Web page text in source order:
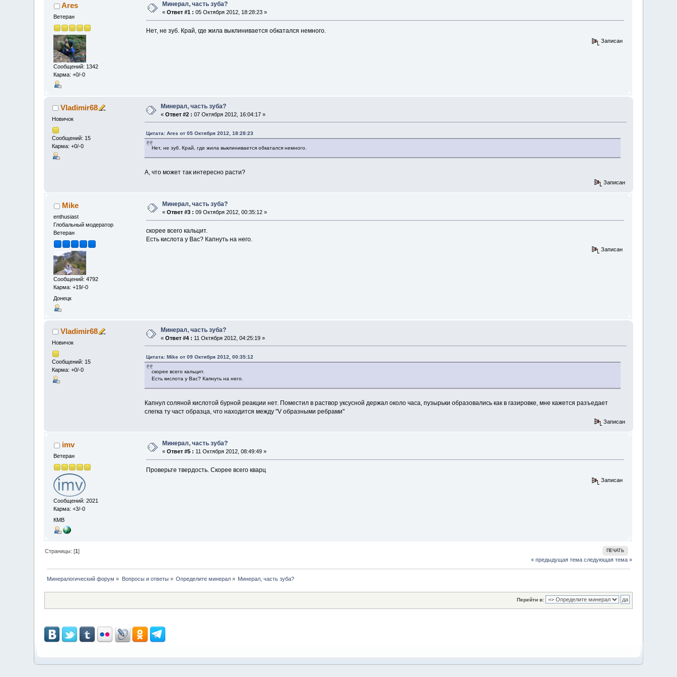
Ares
Ветеран
Сообщений: 1342
Карма: +0/-0
Минерал, часть зуба?
«Ответ #1 : 05 Октября 2012, 18:28:23 »
Нет, не зуб. Край, где жила выклинивается обкатался немного.
Записан
Vladimir68
Новичок
Сообщений: 15
Карма: +0/-0
Минерал, часть зуба?
«Ответ #2 : 07 Октября 2012, 16:04:17 »
Цитата: Ares от 05 Октября 2012, 18:28:23
Нет, не зуб. Край, где жила выклинивается обкатался немного.
А, что может так интересно расти?
Записан
Mike
enthusiast
Глобальный модератор
Ветеран
Сообщений: 4792
Карма: +19/-0
Донецк
Минерал, часть зуба?
«Ответ #3 : 09 Октября 2012, 00:35:12 »
скорее всего кальцит.
Есть кислота у Вас? Капнуть на него.
Записан
Vladimir68
Новичок
Сообщений: 15
Карма: +0/-0
Минерал, часть зуба?
«Ответ #4 : 11 Октября 2012, 04:25:19 »
Цитата: Mike от 09 Октября 2012, 00:35:12
скорее всего кальцит.
Есть кислота у Вас? Капнуть на него.
Капнул соляной кислотой бурной реакции нет. Поместил в раствор уксусной держал около часа, пузырьки образовались как в газировке, мне кажется разъедает
слегка ту част образца, что находится между "V образными ребрами"
Записан
imv
Ветеран
Сообщений: 2021
Карма: +3/-0
КМВ
Минерал, часть зуба?
«Ответ #5 : 11 Октября 2012, 08:49:49 »
Проверьте твердость. Скорее всего кварц
Записан
ПЕЧАТЬ
Страницы: [1]
« предыдущая тема следующая тема »
Минералогический форум » Вопросы и ответы» Определите минерал » Минерал, часть зуба?
Перейти в: